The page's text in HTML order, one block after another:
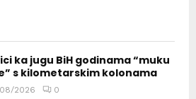
ka jugu BiH godinama “muku
s kilometarskim kolonama
2026 0